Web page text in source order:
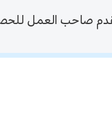
صاحب العمل